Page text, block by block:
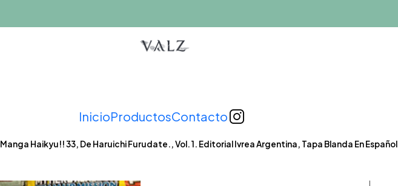
InicioProductosContacto
Manga Haikyu!! 33, De Haruichi Furudate., Vol. 1. Editorial Ivrea Argentina, Tapa Blanda En Español